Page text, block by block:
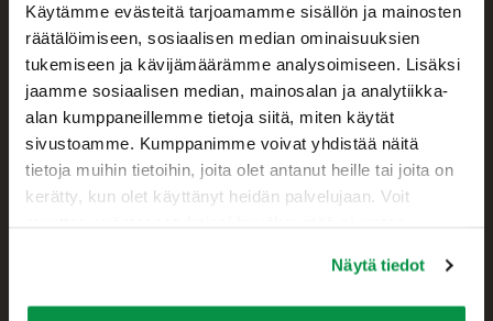
Käytämme evästeitä tarjoamamme sisällön ja mainosten
räätälöimiseen, sosiaalisen median ominaisuuksien
tukemiseen ja kävijämäärämme analysoimiseen. Lisäksi
jaamme sosiaalisen median, mainosalan ja analytiikka-
alan kumppaneillemme tietoja siitä, miten käytät
sivustoamme. Kumppanimme voivat yhdistää näitä
tietoja muihin tietoihin, joita olet antanut heille tai joita on
kerätty, kun olet käyttänyt heidän palvelujaan. Voit
Näytä tiedot
+358 207 200 20
Reka Kaapeli Oy
Kaapelikatu 2
05800 HYVINKÄÄ
FINLAND